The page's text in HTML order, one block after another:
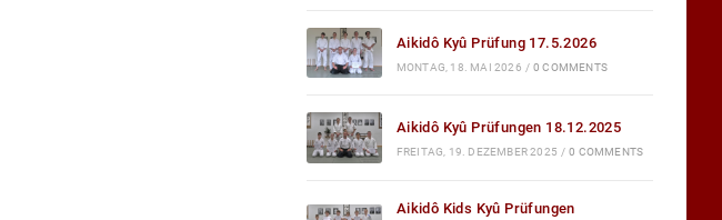
Aikidô Kyû Prüfung 17.5.2026
MONTAG, 18. MAI 2026 / 0 COMMENTS
Aikidô Kyû Prüfungen 18.12.2025
FREITAG, 19. DEZEMBER 2025 / 0 COMMENTS
Aikidô Kids Kyû Prüfungen